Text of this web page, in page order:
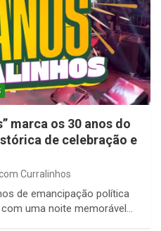
marca os 30 anos do
de celebração e
Curralinhos
de emancipação política
uma noite memorável…